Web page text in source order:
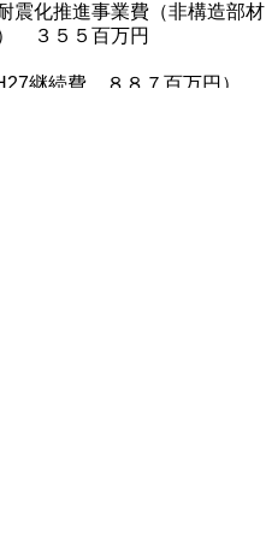
震化推進事業費（非構造部材
３５５百万円
継続費 ８８７百万円）